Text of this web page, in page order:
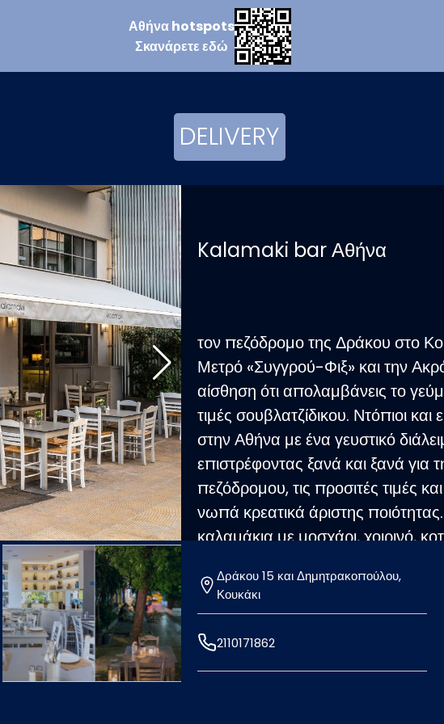
Αθήναhotspots
Σκανάρετεεδώ
DELIVERY
Kalamaki bar Αθήνα
τον πεζόδρομο της Δράκου στο
Μετρό «Συγγρού-Φιξ» και την
αίσθηση ότι απολαμβάνεις το
τιμές σουβλατζίδικου. Ντόπιοι
στην Αθήνα με ένα γευστικό
επιστρέφοντας ξανά και ξανά
πεζόδρομου, τις προσιτές τιμές
νωπά κρεατικά άριστης
καλαμάκια με μοσχάρι, χοιρινό,
χαλούμι ή μανιτάρια. Σωστός
μπριζολάκια και τα αφράτα
φρεσκοκομμένες τηγανητές
Delivery: Καθημερινά 12:00-01:00
Δράκου 15 και Δημητρακοπούλου,
Κουκάκι
2110171862